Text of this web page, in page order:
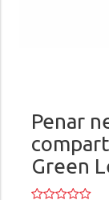
Penar
Green